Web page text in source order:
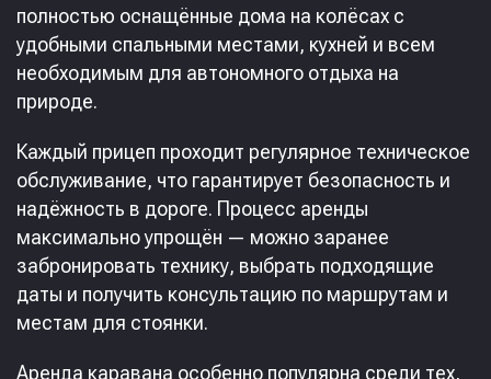
полностью оснащённые дома на колёсах с
удобными спальными местами, кухней и всем
необходимым для автономного отдыха на
природе.
Каждый прицеп проходит регулярное техническое
обслуживание, что гарантирует безопасность и
надёжность в дороге. Процесс аренды
максимально упрощён — можно заранее
забронировать технику, выбрать подходящие
даты и получить консультацию по маршрутам и
местам для стоянки.
Аренда каравана особенно популярна среди тех,